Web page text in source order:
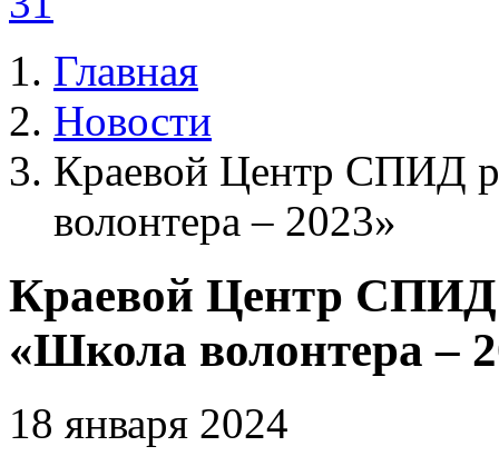
Главная
Новости
Краевой Центр СПИД
волонтера – 2023»
Краевой Центр СПИД
«Школа волонтера –
18 января 2024